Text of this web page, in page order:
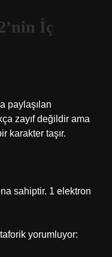
İç
paylaşılan
zayıf değildir ama
karakter taşır.
sahiptir. 1 elektron
yorumluyor: